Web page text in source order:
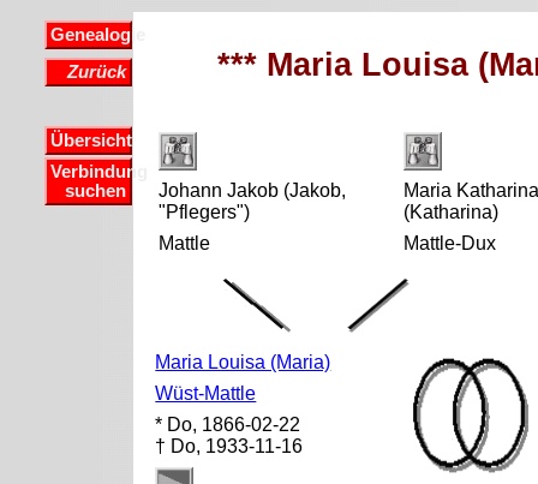
Genealogie
Zurück
Übersicht
Verbindung
suchen
*** Maria Louisa
Johann Jakob (Jakob,
"Pflegers")
Mattle
Maria
(Katharina)
Mattle-Dux
Maria Louisa (Maria)
Wüst-Mattle
* Do, 1866-02-22
† Do, 1933-11-16